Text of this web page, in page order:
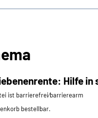
Hilfe in
ist barrierefrei⁄barrierearm
bestellbar.